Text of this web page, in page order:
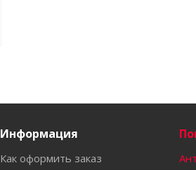
Информация
Как оформить заказ